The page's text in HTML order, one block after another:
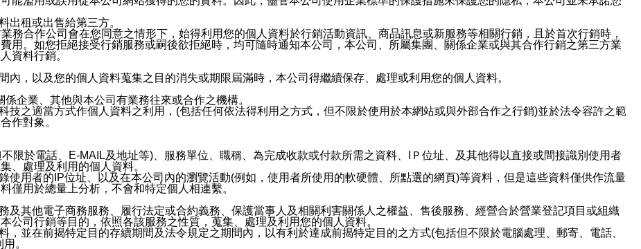
出租或出售給第三方。
務合作公司會在您同意之情形下，始得利用您的個人資料於行銷活動資訊、商品訊息或新服務等相關行銷，且於首次行銷時，
用。如您拒絕接受行銷服務或嗣後欲拒絕時，均可隨時通知本公司，本公司、所屬集團、關係企業或與其合作行銷之第三方業
資料行銷。
，以及您的個人資料蒐集之目的消失或期限屆滿時，本公司得繼續保存、處理或利用您的個人資料。
企業、其他與本公司有業務往來或合作之機構。
技之適當方式作個人資料之利用，(包括任何依法得利用之方式，但不限於使用於本網站或與外部合作之行銷)並於法令容許之範
作對象。
限於電話、E-MAIL及地址等)、服務單位、職稱、為完成收款或付款所需之資料、IＰ位址、及其他得以直接或間接識別使用者
、處理及利用的個人資料。
使用者的IP位址、以及在本公司內的瀏覽活動(例如，使用者所使用的軟硬體、所點選的網頁)等資料，但是這些資料僅供作流量
僅用於總量上分析，不會和特定個人相連繫。
及其他電子商務服務、履行法定或合約義務、保護當事人及相關利害關係人之權益、售後服務、經營合於營業登記項目或組織
公司行銷等目的，依照各該服務之性質，蒐集、處理及利用您的個人資料。
並在前揭特定目的存續期間及法令規定之期間內，以有利於達成前揭特定目的之方式(包括但不限於電腦處理、郵寄、電話、
。